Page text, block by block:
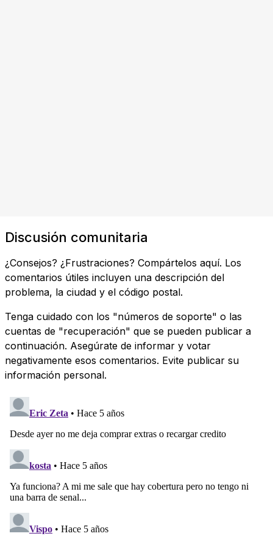
Discusión comunitaria
¿Consejos? ¿Frustraciones? Compártelos aquí. Los
comentarios útiles incluyen una descripción del
problema, la ciudad y el código postal.
Tenga cuidado con los "números de soporte" o las
cuentas de "recuperación" que se pueden publicar a
continuación. Asegúrate de informar y votar
negativamente esos comentarios. Evite publicar su
información personal.